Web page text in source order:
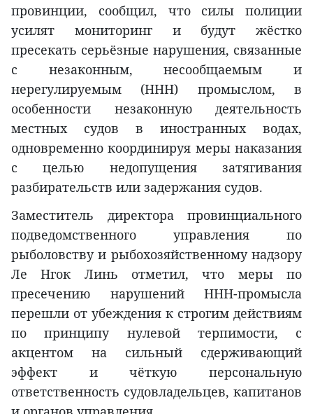
провинции, сообщил, что силы полиции
усилят мониторинг и будут жёстко
пресекать серьёзные нарушения, связанные
с незаконным, несообщаемым и
нерегулируемым (ННН) промыслом, в
особенности незаконную деятельность
местных судов в иностранных водах,
одновременно координируя меры наказания
с целью недопущения затягивания
разбирательств или задержания судов.
Заместитель директора провинциального
подведомственного управления по
рыболовству и рыбохозяйственному надзору
Ле Нгок Линь отметил, что меры по
пресечению нарушений ННН-промысла
перешли от убеждения к строгим действиям
по принципу нулевой терпимости, с
акцентом на сильный сдерживающий
эффект и чёткую персональную
ответственность судовладельцев, капитанов